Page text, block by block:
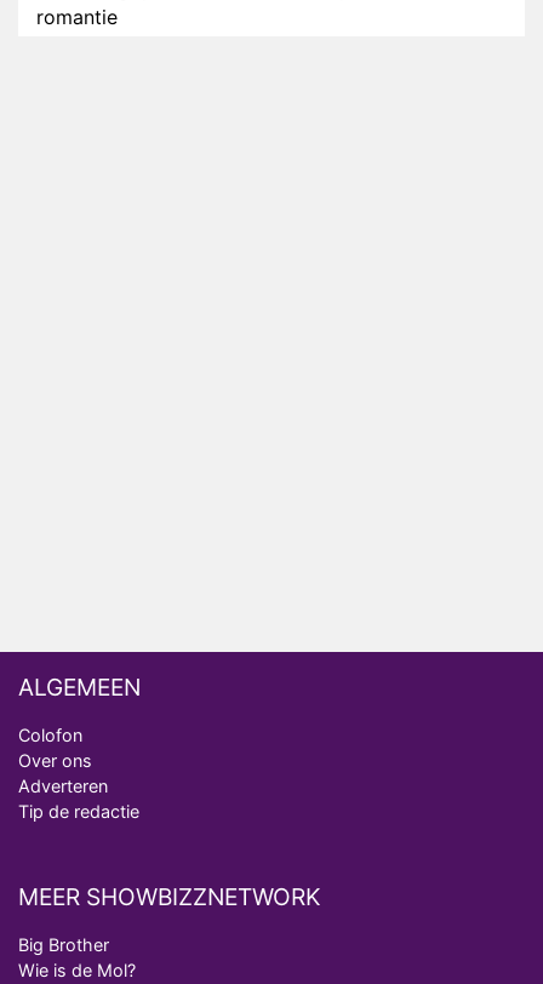
romantie
ALGEMEEN
Colofon
Over ons
Adverteren
Tip de redactie
MEER SHOWBIZZNETWORK
Big Brother
Wie is de Mol?